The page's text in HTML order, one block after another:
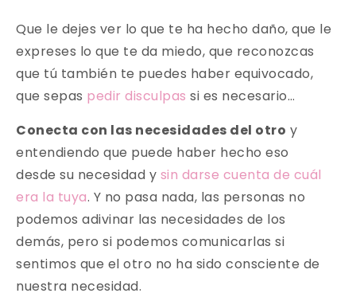
Que le dejes ver lo que te ha hecho daño, que le
expreses lo que te da miedo, que reconozcas
que tú también te puedes haber equivocado,
que sepas pedir disculpas si es necesario…
Conecta con las necesidades del otro y
entendiendo que puede haber hecho eso
desde su necesidad y sin darse cuenta de cuál
era la tuya. Y no pasa nada, las personas no
podemos adivinar las necesidades de los
demás, pero si podemos comunicarlas si
sentimos que el otro no ha sido consciente de
nuestra necesidad.